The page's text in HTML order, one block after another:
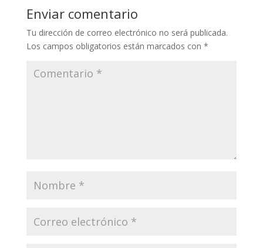
Enviar comentario
Tu dirección de correo electrónico no será publicada.
Los campos obligatorios están marcados con *